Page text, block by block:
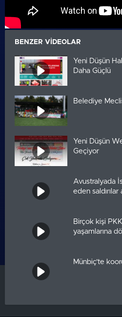
BENZER VIDEOLAR
Yeni Düşün
Daha Güçlü
Belediye
Yeni Düşün
Geçiyor
Avustralyada
eden saldırılar
Birçok kişi
yaşamlarına
Münbiç’te